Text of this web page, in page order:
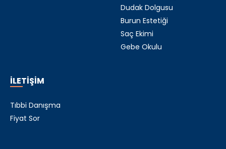
Dudak Dolgusu
Burun Estetiği
Saç Ekimi
Gebe Okulu
İLETİŞİM
Tıbbi Danışma
Fiyat Sor